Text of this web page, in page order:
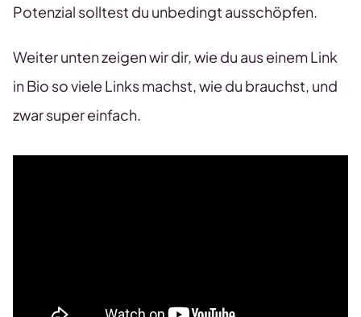
Potenzial solltest du unbedingt ausschöpfen.
Weiter unten zeigen wir dir, wie du aus einem Link
in Bio so viele Links machst, wie du brauchst, und
zwar super einfach.